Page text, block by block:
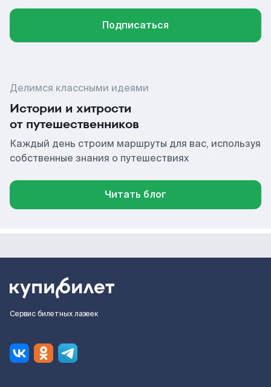
Подписаться
Делимся классными идеями
Истории и хитрости
от путешественников
Каждый день строим маршруты для вас, используя
собственные знания о путешествиях
Читать блог
Сервис билетных лазеек